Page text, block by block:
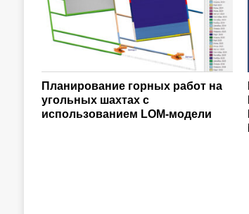
Планирование горных работ на
угольных шахтах с
использованием LOM-модели